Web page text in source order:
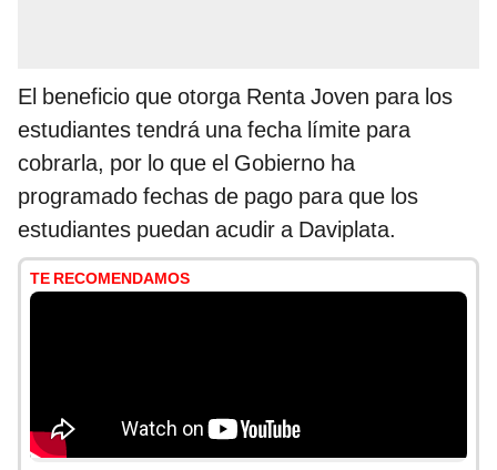
El beneficio que otorga Renta Joven para los
estudiantes tendrá una fecha límite para
cobrarla, por lo que el Gobierno ha
programado fechas de pago para que los
estudiantes puedan acudir a Daviplata.
TE RECOMENDAMOS